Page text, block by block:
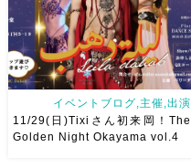
イベントブログ,主催,出演
11/29(日)Tixiさん初来岡！The
Golden Night Okayama vol.4